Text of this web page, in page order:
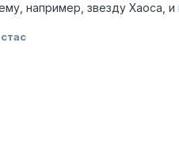
например, звезду Хаоса,